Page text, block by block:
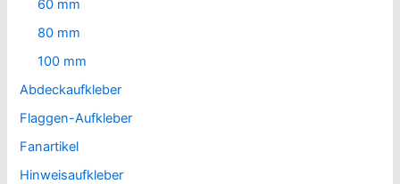
60 mm
80 mm
100 mm
Abdeckaufkleber
Flaggen-Aufkleber
Fanartikel
Hinweisaufkleber